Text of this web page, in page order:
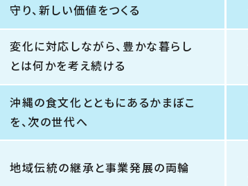
守り、新しい価値をつくる
変化に対応しながら、豊かな暮らし
とは何かを考え続ける
沖縄の食文化とともにあるかまぼこ
を、次の世代へ
地域伝統の継承と事業発展の両輪